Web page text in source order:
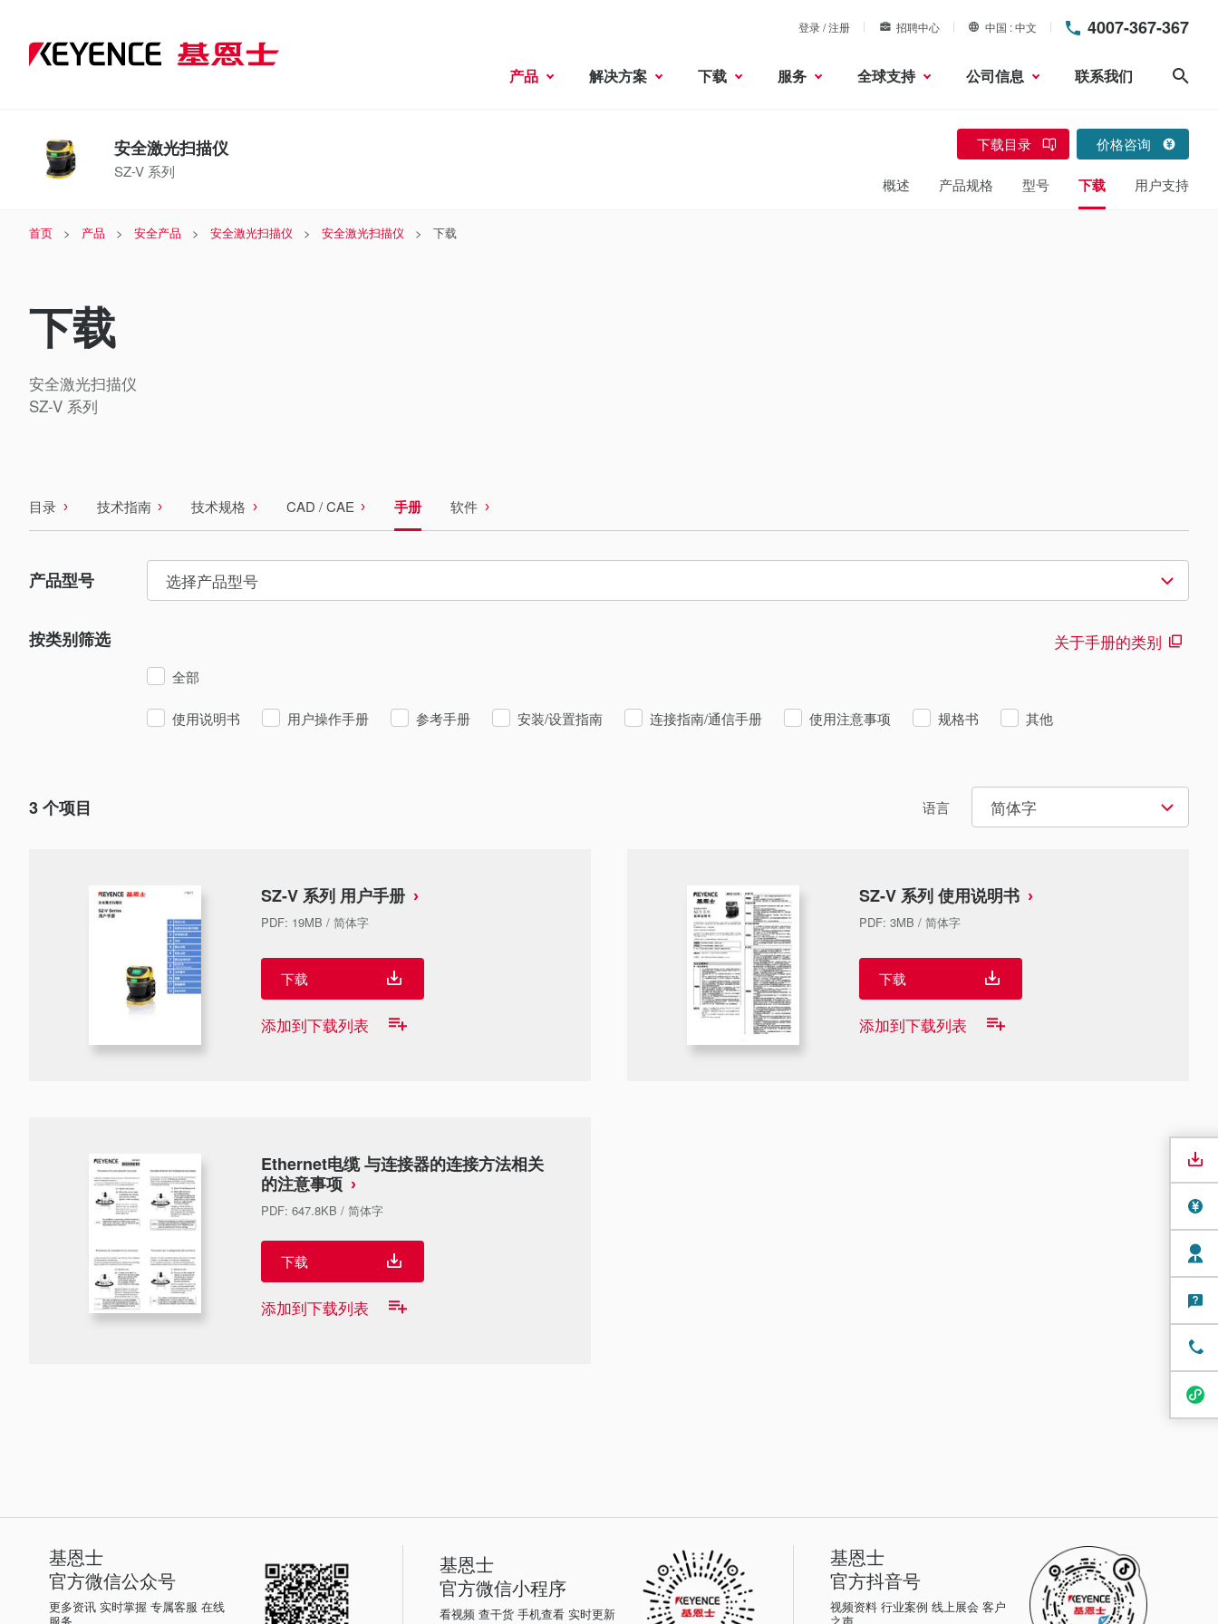
登录 / 注册 招聘中心 中国 中文 4007-367-367
产品 解决方案 下载 服务 全球支持 公司信息 联系我们
安全激光扫描仪
SZ-V 系列
下载目录 价格咨询
概述 产品规格 型号 下载 用户支持
首页 产品 安全产品 安全激光扫描仪 安全激光扫描仪 下载
下载
安全激光扫描仪
SZ-V 系列
目录 技术指南 技术规格 CAD / CAE 手册 软件
产品型号 选择产品型号
按类别筛选 关于手册的类别
全部
使用说明书 用户操作手册 参考手册 安装/设置指南 连接指南/通信手册 使用注意事项 规格书 其他
语言 简体字
3个项目
SZ-V 系列 用户手册
PDF: 19MB / 简体字
下载
添加到下载列表
SZ-V 系列 使用说明书
PDF: 3MB / 简体字
下载
添加到下载列表
Ethernet电缆 与连接器的连接方法相关
的注意事项
PDF: 647.8KB / 简体字
下载
添加到下载列表
基恩士
官方微信公众号
更多资讯 实时掌握 专属客服 在线
基恩士
官方微信小程序
看视频 查干货 手机查看 实时更新
基恩士
官方抖音号
视频资料 行业案例 线上展会 客户